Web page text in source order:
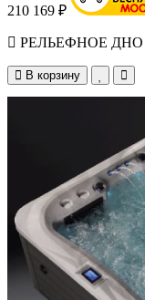
210 169 ₽
РЕЛЬЕФНОЕ ДНО
В корзину